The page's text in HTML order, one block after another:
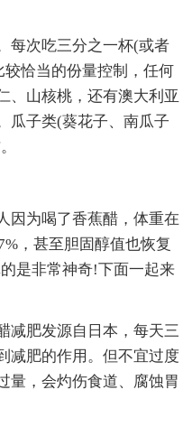
次吃三分之一杯(或者
恰当的份量控制，任何
、山核桃，还有澳大利亚
瓜子类(葵花子、南瓜子
为喝了香蕉醋，体重在
，甚至胆固醇值也恢复
是非常神奇!下面一起来
肥发源自日本，每天三
减肥的作用。但不宜过度
量，会灼伤食道、腐蚀胃